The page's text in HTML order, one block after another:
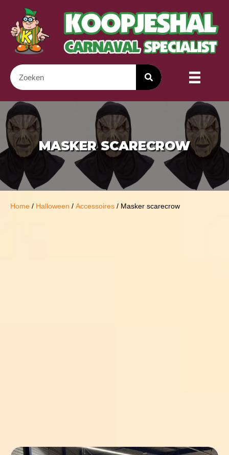
MASKER SCARECROW
Home / Halloween / Accessoires / Masker scarecrow